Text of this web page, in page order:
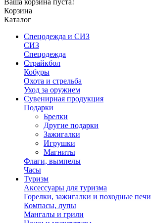
Ваша корзина пуста!
Корзина
Каталог
Спецодежда и СИЗ
СИЗ
Спецодежда
Страйкбол
Кобуры
Охота и стрельба
Уход за оружием
Сувенирная продукция
Подарки
Брелки
Другие подарки
Зажигалки
Игрушки
Магниты
Флаги, вымпелы
Часы
Туризм
Аксессуары для туризма
Горелки, зажигалки и походные печи
Компасы, лупы
Мангалы и грили